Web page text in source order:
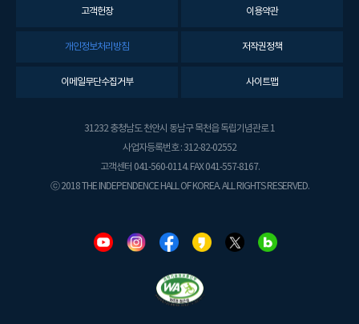
고객헌장 이용약관
개인정보처리방침 저작권정책
이메일무단수집거부 사이트맵
31232 충청남도 천안시 동남구 목천읍 독립기념관로 1
사업자등록번호 : 312-82-02552
고객센터 041-560-0114. FAX 041-557-8167.
ⓒ 2018 THE INDEPENDENCE HALL OF KOREA. ALL RIGHTS RESERVED.